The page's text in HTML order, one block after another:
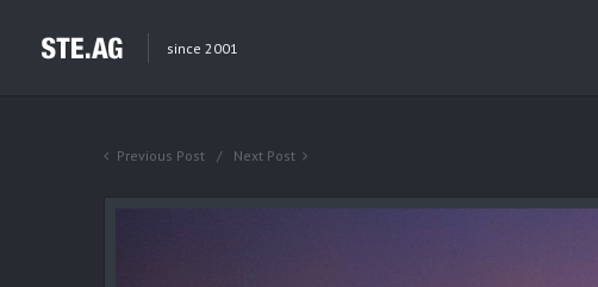
since 2001
Previous Post Next Post